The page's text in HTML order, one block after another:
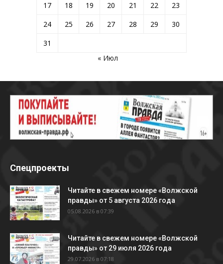
17
18 19 20 21 22
23
24
25 26 27 28 29
30
31
« Июл
Спецпроекты
Читайте в свежем номере «Волжской
правды» от 5 августа 2026 года
05.08.2026 в 07:39
Читайте в свежем номере «Волжской
правды» от 29 июля 2026 года
29.07.2026 в 07:18